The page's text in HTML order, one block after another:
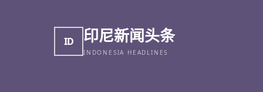
ID 印尼新闻头条
INDONESIA HEADLINES